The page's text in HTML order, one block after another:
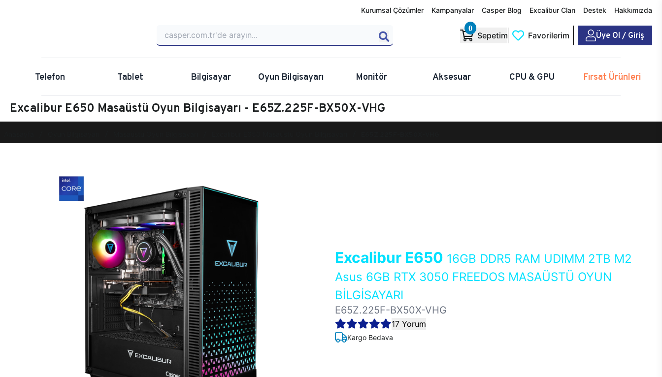
Kurumsal Çözümler Kampanyalar Casper Blog Excalibur Clan Destek Hakkımızda
0
Sepetim Favorilerim Üye Ol / Giriş
Telefon Tablet Bilgisayar Oyun Bilgisayarı Monitör Aksesuar CPU & GPU Fırsat Ürünleri
Excalibur E650 Masaüstü Oyun Bilgisayarı - E65Z.225F-BX50X-VHG
Excalibur E650 16GB DDR5 RAM UDIMM 2TB M2
Asus 6GB RTX 3050 FREEDOS MASAÜSTÜ OYUN
BİLGİSAYARI
E65Z.225F-BX50X-VHG
17 Yorum
Kargo Bedava